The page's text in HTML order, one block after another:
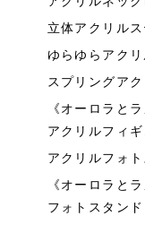
立体アクリル
ゆらゆらアク
スプリングア
《オーロラと
アクリルフィギ
アクリルフォ
《オーロラと
フォトスタンド